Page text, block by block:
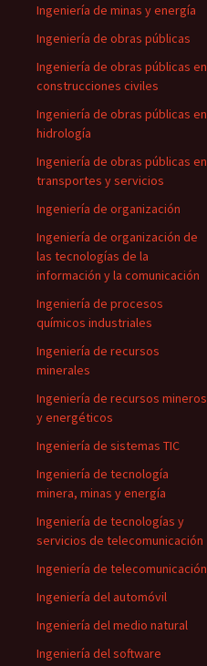
Ingeniería de minas y energía
Ingeniería de obras públicas
Ingeniería de obras públicas en
construcciones civiles
Ingeniería de obras públicas en
hidrología
Ingeniería de obras públicas en
transportes y servicios
Ingeniería de organización
Ingeniería de organización de
las tecnologías de la
información y la comunicación
Ingeniería de procesos
químicos industriales
Ingeniería de recursos
minerales
Ingeniería de recursos mineros
y energéticos
Ingeniería de sistemas TIC
Ingeniería de tecnología
minera, minas y energía
Ingeniería de tecnologías y
servicios de telecomunicación
Ingeniería de telecomunicación
Ingeniería del automóvil
Ingeniería del medio natural
Ingeniería del software